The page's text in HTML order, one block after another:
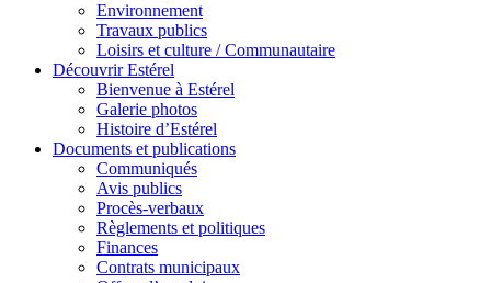
Environnement
Travaux publics
Loisirs et culture / Communautaire
Découvrir Estérel
Bienvenue à Estérel
Galerie photos
Histoire d’Estérel
Documents et publications
Communiqués
Avis publics
Procès-verbaux
Règlements et politiques
Finances
Contrats municipaux